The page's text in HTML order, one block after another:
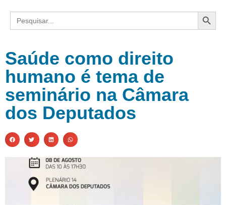
Search
for:
Saúde como direito
humano é tema de
seminário na Câmara
dos Deputados